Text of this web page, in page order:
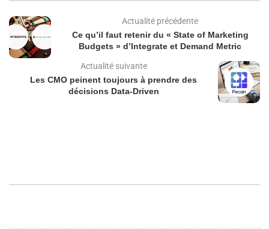
Actualité précédente
Ce qu’il faut retenir du « State of Marketing
Budgets » d’Integrate et Demand Metric
Actualité suivante
Les CMO peinent toujours à prendre des
décisions Data-Driven